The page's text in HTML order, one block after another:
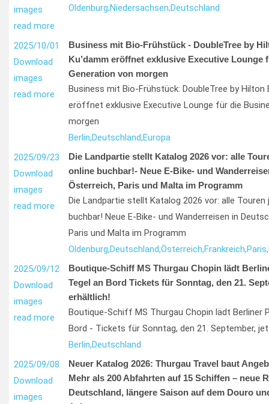
images
read more
Oldenburg;Niedersachsen;Deutschland
2025/10/01
Download
images
read more
Business mit Bio-Frühstück - DoubleTree by
Ku’damm eröffnet exklusive Executive Lounge
Generation von morgen
Business mit Bio-Frühstück: DoubleTree by Hilton
eröffnet exklusive Executive Lounge für die
morgen
Berlin,Deutschland,Europa
2025/09/23
Download
images
read more
Die Landpartie stellt Katalog 2026 vor: alle
online buchbar!- Neue E-Bike- und
Österreich, Paris und Malta im Programm
Die Landpartie stellt Katalog 2026 vor: alle
buchbar! Neue E-Bike- und Wanderreisen in
Paris und Malta im Programm
Oldenburg,Deutschland,Österreich,Frankreich,Paris,
2025/09/12
Download
images
read more
Boutique-Schiff MS Thurgau Chopin lädt
Tegel an Bord Tickets für Sonntag, den 21.
erhältlich!
Boutique-Schiff MS Thurgau Chopin lädt Berliner
Bord - Tickets für Sonntag, den 21. September,
Berlin,Deutschland
2025/09/08
Download
images
Neuer Katalog 2026: Thurgau Travel baut
Mehr als 200 Abfahrten auf 15 Schiffen – neue
Deutschland, längere Saison auf dem Douro